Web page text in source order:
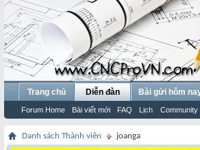
Trang chủ Diễn đàn
Forum Home Bài viết mới FAQ Lịch Community
Bài gửi hôm
Danh sách Thành viên joanga